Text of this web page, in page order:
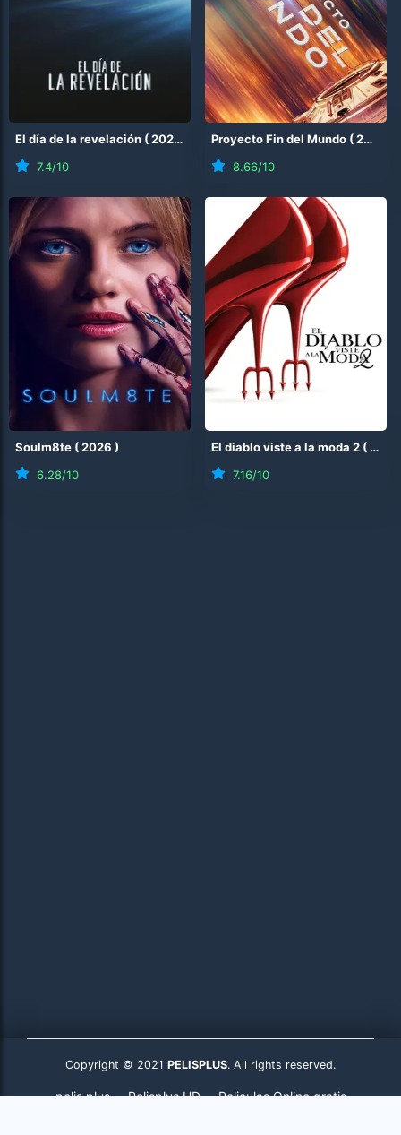
El día de la revelación (2026 )
7.4/10
Proyecto Fin del Mundo (2026
8.66/10
Soulm8te (2026 )
6.28/10
El diablo viste a la moda 2 ( 2026
7.16/10
Copyright © 2021 PELISPLUS. All rights reserved.
pelis plus Pelisplus HD
Peliculas Online gratis